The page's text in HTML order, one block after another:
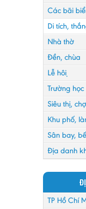
Các bãi
Di tích,
Nhà thờ
Đền, chùa
Lễ hội
Trường học
Siêu thị,
Khu phố,
Sân bay,
Địa danh
TP Hồ Chí